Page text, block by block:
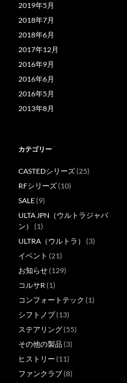
2019年5月
2018年7月
2018年6月
2017年12月
2016年9月
2016年6月
2016年5月
2013年8月
カテゴリー
CASTEDシリーズ(25)
RFシリーズ(10)
SALE(9)
ULTA JPN（ウルトラジャパ
ン） (1)
ULTRA（ウルトラ） (3)
イベント (21)
お知らせ(129)
コルサR(1)
コンフォートテック (1)
シフトノブ(13)
ステアリング(55)
その他の製品(3)
ヒストリー (11)
ファンクラブ(8)